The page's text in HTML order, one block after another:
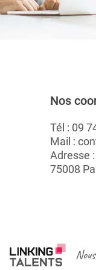
Nos
Tél : 09
Mail :
Adresse
75008